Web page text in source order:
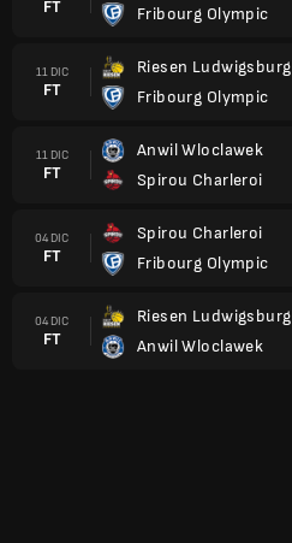
FT
Fribourg Olympic
11 DIC
FT
Riesen Ludwigsburg
Fribourg Olympic
11 DIC
FT
Anwil Wloclawek
Spirou Charleroi
04 DIC
FT
Spirou Charleroi
Fribourg Olympic
04 DIC
FT
Riesen Ludwigsburg
Anwil Wloclawek